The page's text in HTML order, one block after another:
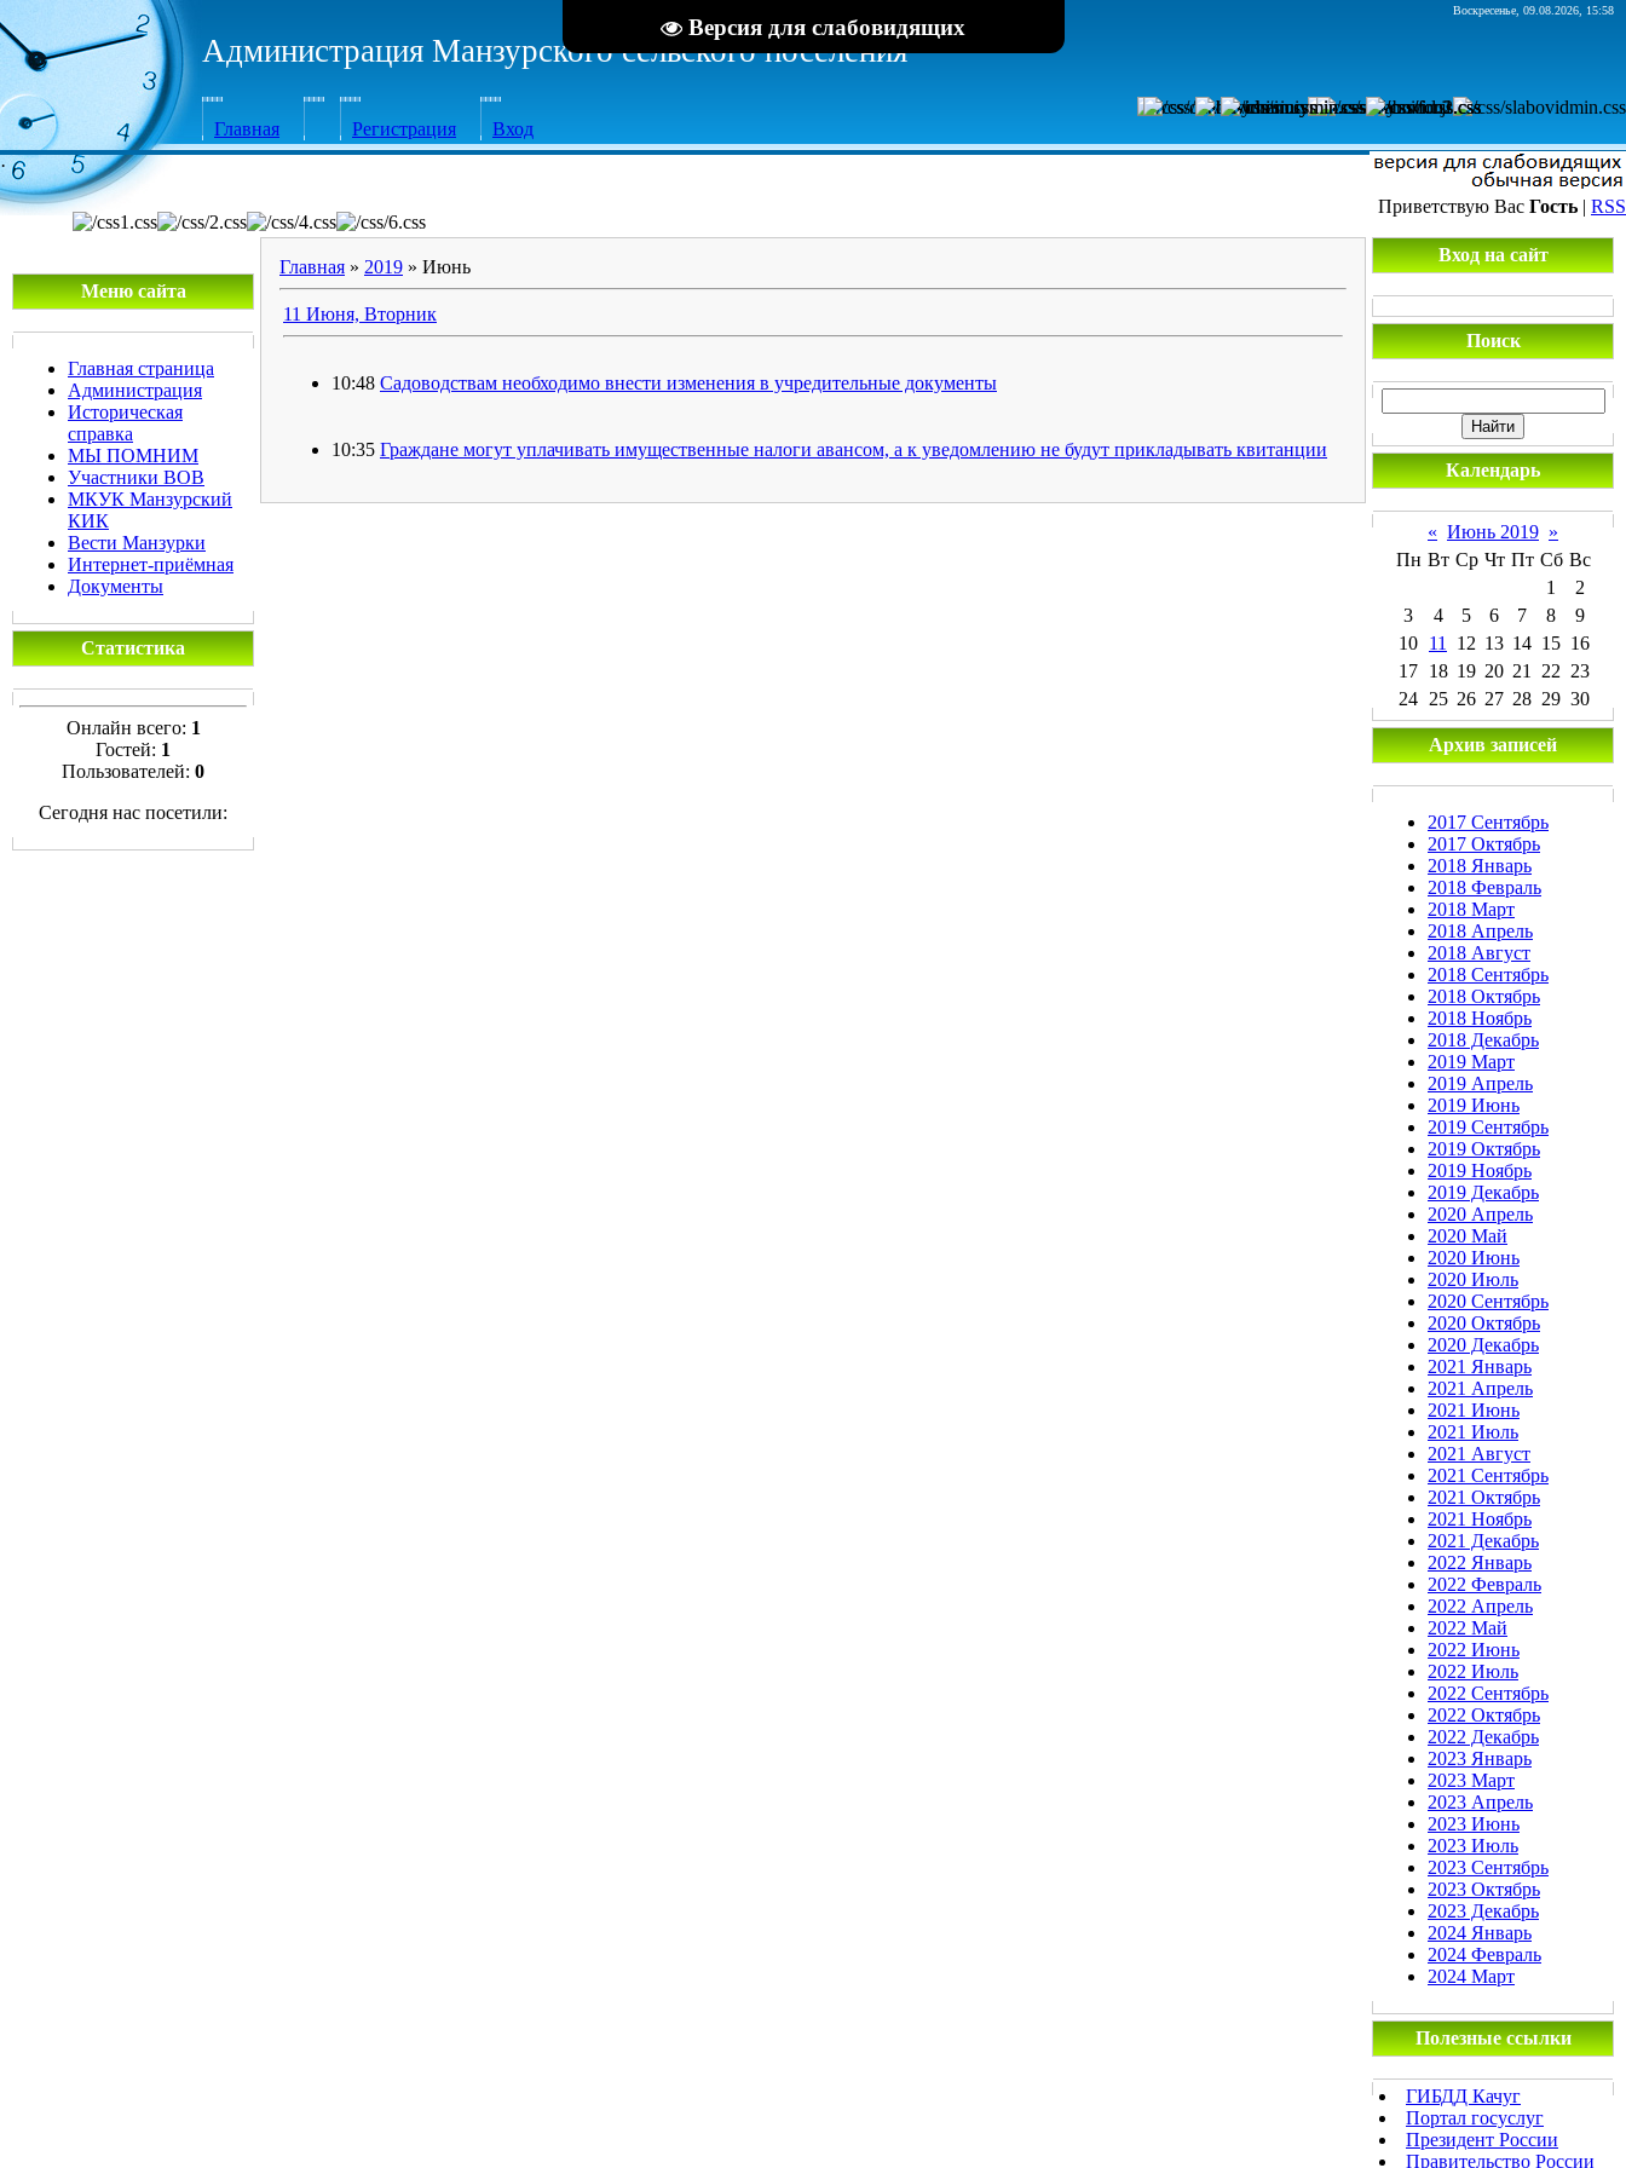
Версия для слабовидящих
Воскресенье, 09.08.2026, 15:58
Администрация Манзурского сельского поселения
Главная Регистрация
Вход
·
Приветствую Вас Гость | RSS
Меню сайта
Главная страница
Администрация
Историческая
справка
МЫ ПОМНИМ
Участники ВОВ
МКУК Манзурский
КИК
Вести Манзурки
Интернет-приёмная
Документы
Статистика
Онлайн всего: 1
Гостей: 1
Пользователей: 0
Сегодня нас посетили:
Главная » 2019 » Июнь
11 Июня, Вторник
10:48 Садоводствам необходимо внести изменения в учредительные документы
10:35 Граждане могут уплачивать имущественные налоги авансом, а к уведомлению не будут прикладывать квитанции
Вход на сайт
Поиск
Календарь
« Июнь 2019 »
Пн Вт Ср Чт Пт Сб Вс
1
2
3
4 5 6 7 8
9
10 11 12 13 14 15 16
17 18 19 20 21 22 23
24 25 26 27 28 29 30
Архив записей
2017 Сентябрь
2017 Октябрь
2018 Январь
2018 Февраль
2018 Март
2018 Апрель
2018 Август
2018 Сентябрь
2018 Октябрь
2018 Ноябрь
2018 Декабрь
2019 Март
2019 Апрель
2019 Июнь
2019 Сентябрь
2019 Октябрь
2019 Ноябрь
2019 Декабрь
2020 Апрель
2020 Май
2020 Июнь
2020 Июль
2020 Сентябрь
2020 Октябрь
2020 Декабрь
2021 Январь
2021 Апрель
2021 Июнь
2021 Июль
2021 Август
2021 Сентябрь
2021 Октябрь
2021 Ноябрь
2021 Декабрь
2022 Январь
2022 Февраль
2022 Апрель
2022 Май
2022 Июнь
2022 Июль
2022 Сентябрь
2022 Октябрь
2022 Декабрь
2023 Январь
2023 Март
2023 Апрель
2023 Июнь
2023 Июль
2023 Сентябрь
2023 Октябрь
2023 Декабрь
2024 Январь
2024 Февраль
2024 Март
Полезные ссылки
ГИБДД Качуг
Портал госуслуг
Президент России
Правительство России